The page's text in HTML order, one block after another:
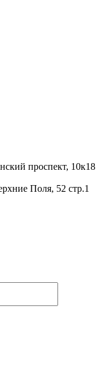
проспект, 10к18
Поля, 52 стр.1